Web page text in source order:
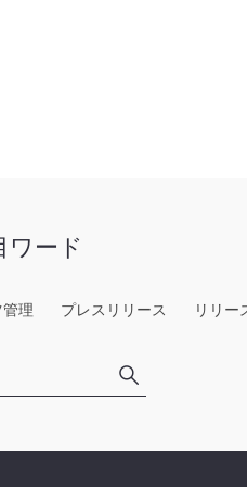
ワード
理 プレスリリース リリー